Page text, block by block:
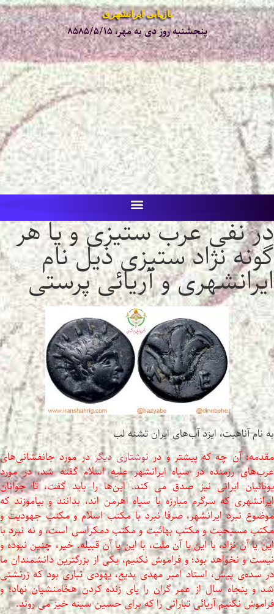
بازیابی ایرانشهری
پنجشنبه روز دی به مهر، ۸۵۸۵/۵/۱۵
در نفی عرب ستیزی و یا هر
گونه نژاد ستیزی ذیل نام
ایرانشهری و آریائی پرستی
به نام آناهیت، ایزد آب‌های ایران تشنه لب
مقدمه: آن چه که پیشتر و درنوشتاری دیگر در مورد جانفشانی‌های
عرب‌های رزمنده در سپاه ایرانشهر علیه اسلام گفته شد، در مورد
یونانیان ایرانی نیز صدق می کند. این‌ها را باید گفت، تا جوانان
ایرانشهری که سرگرم مبارزه با سپاه اهرمن اند، بدانند و بیاموزند که
موضوع نبرد ایرانشهر، صرفا نبرد با مکتب اسلام و مکتب جهودیت و
مکتب مسیحیت و مکتب بهائیت و مکتب دمکراسی است، و نه نبرد با
این یا آن نژاد، با این یا آن ملت، با این یا آن قبیله. خیر، چنین نبوده و
نیست و نخواهد بود؛ و فراموش نکنیم، یکی از بزرگترین دانشمندان ما
در سده‌ی پیش، استاد امیر مهدی بدیع، یهودی تباری بود که زرتشتی
شد و پنجاه سال از عمر گران را پای زنده کردن هخامنشیان نهاد؛ و
فراموش نکنیم آریائی تبارانی را که برای حسین سینه خیز می روند.